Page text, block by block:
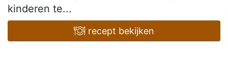
kinderen te...
recept bekijken